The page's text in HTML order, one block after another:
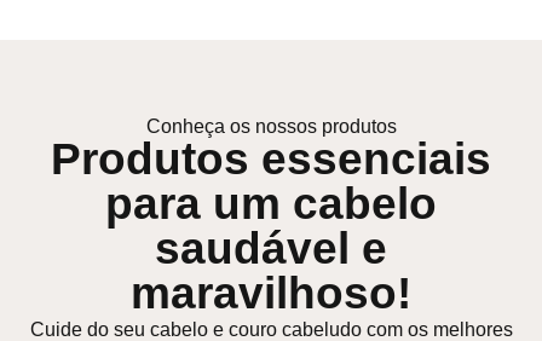
Conheça os nossos produtos
Produtos essenciais
para um cabelo
saudável e
maravilhoso!
Cuide do seu cabelo e couro cabeludo com os melhores